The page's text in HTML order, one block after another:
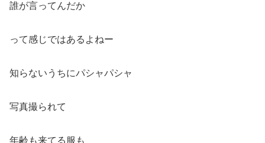
誰が言ってんだか
って感じではあるよねー
知らないうちにパシャパシャ
写真撮られて
年齢も来てる服も